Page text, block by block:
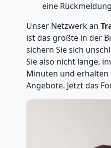
eine
Unser Netzwerk an
ist das größte in der
sichern Sie sich
Sie also nicht lange,
Minuten und erhalten
Angebote. Jetzt das